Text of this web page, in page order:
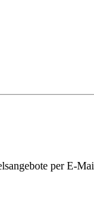
per E-